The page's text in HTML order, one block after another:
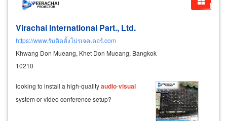
Virachai International Part., Ltd.
https://www.รับติดตั้งโปรเจคเตอร์.com
Khwang Don Mueang, Khet Don Mueang, Bangkok
10210
looking to install a high-qualityaudio-visual
system or video conference setup?